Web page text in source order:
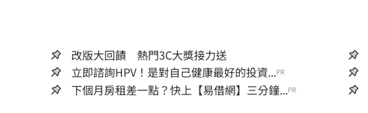
改版大回饋 熱門3C大獎接力送
立即諮詢HPV！是對自己健康最好的投資...PR
下個月房租差一點？快上【易借網】三分鐘...PR